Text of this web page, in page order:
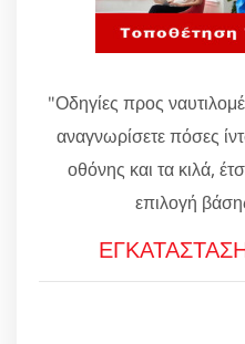
"Οδηγίες προς
αναγνωρίσετε πόσες
οθόνης και τα κιλά,
επιλογή